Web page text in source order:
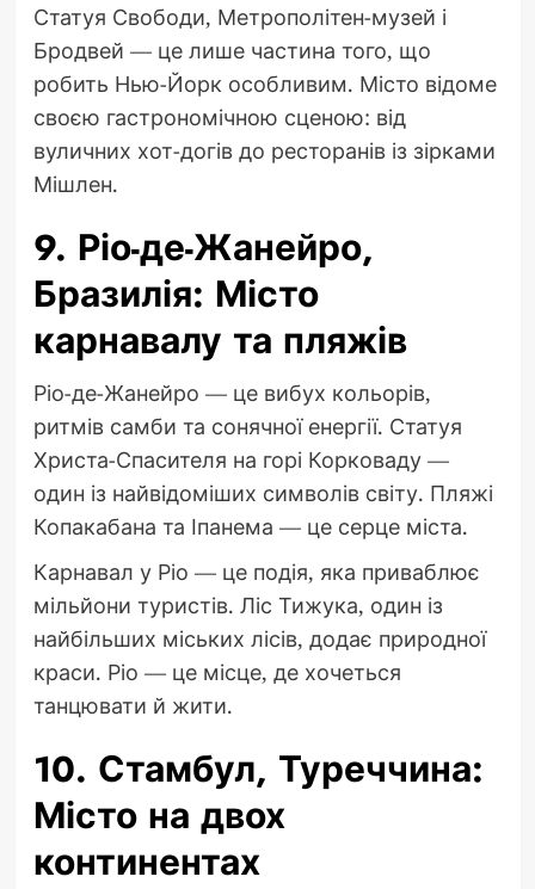
Статуя Свободи, Метрополітен-музей і
Бродвей — це лише частина того, що
робить Нью-Йорк особливим. Місто відоме
своєю гастрономічною сценою: від
вуличних хот-догів до ресторанів із зірками
Мішлен.
9. Ріо-де-Жанейро,
Бразилія: Місто
карнавалу та пляжів
Ріо-де-Жанейро — це вибух кольорів,
ритмів самби та сонячної енергії. Статуя
Христа-Спасителя на горі Корковаду —
один із найвідоміших символів світу. Пляжі
Копакабана та Іпанема — це серце міста.
Карнавал у Ріо — це подія, яка приваблює
мільйони туристів. Ліс Тижука, один із
найбільших міських лісів, додає природної
краси. Ріо — це місце, де хочеться
танцювати й жити.
10. Стамбул, Туреччина:
Місто на двох
континентах